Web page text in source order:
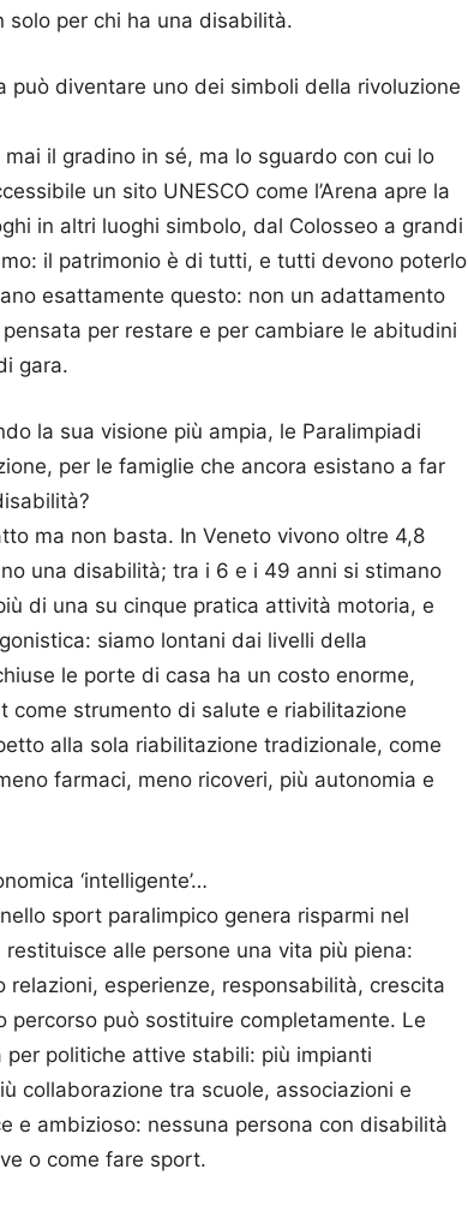
solo per chi ha una disabilità.
può diventare uno dei simboli della rivoluzione
il gradino in sé, ma lo sguardo con cui lo
un sito UNESCO come l’Arena apre la
in altri luoghi simbolo, dal Colosseo a grandi
il patrimonio è di tutti, e tutti devono poterlo
esattamente questo: non un adattamento
per restare e per cambiare le abitudini
gara.
la sua visione più ampia, le Paralimpiadi
per le famiglie che ancora esistano a far
ma non basta. In Veneto vivono oltre 4,8
una disabilità; tra i 6 e i 49 anni si stimano
di una su cinque pratica attività motoria, e
siamo lontani dai livelli della
le porte di casa ha un costo enorme,
come strumento di salute e riabilitazione
alla sola riabilitazione tradizionale, come
farmaci, meno ricoveri, più autonomia e
‘intelligente’…
sport paralimpico genera risparmi nel
alle persone una vita più piena:
esperienze, responsabilità, crescita
percorso può sostituire completamente. Le
politiche attive stabili: più impianti
collaborazione tra scuole, associazioni e
e ambizioso: nessuna persona con disabilità
o come fare sport.